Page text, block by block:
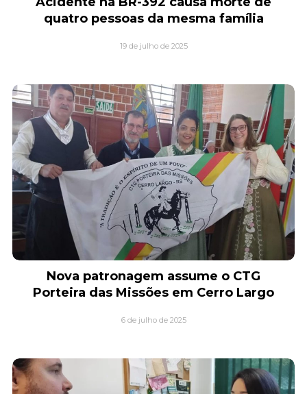
quatro pessoas da mesma família
19 de julho de 2025
Nova patronagem assume o CTG
Porteira das Missões em Cerro Largo
6 de julho de 2025